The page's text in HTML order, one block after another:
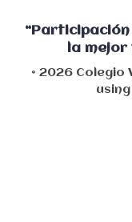
la mejor
© 2026